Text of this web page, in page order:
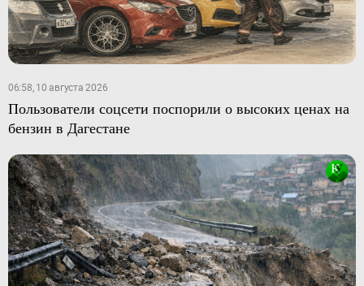
06:58, 10 августа 2026
Пользователи соцсети поспорили о высоких ценах на
бензин в Дагестане